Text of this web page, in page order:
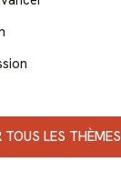
TOUS LES THÈMES